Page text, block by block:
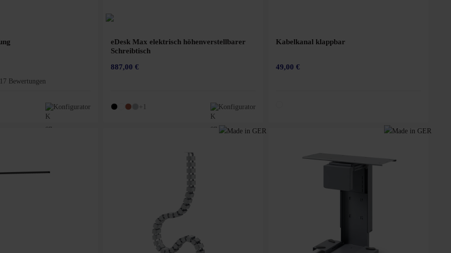
17 Bewertungen
Konfigurator
eDesk Max elektrisch höhenverstellbarer
Schreibtisch
887,00 €
+1 Konfigurator
Kabelkanal klappbar
49,00 €